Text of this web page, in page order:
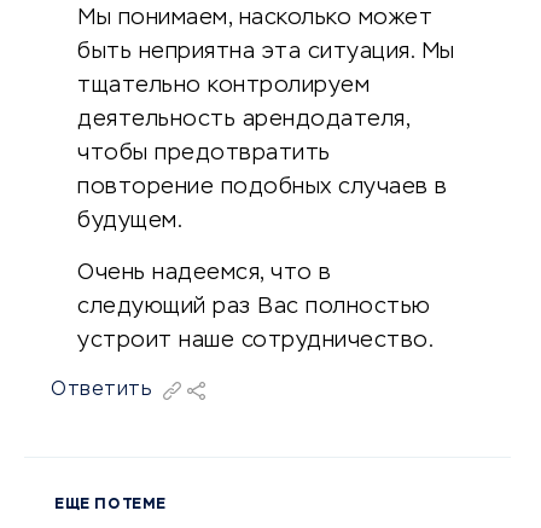
Мы понимаем, насколько может
быть неприятна эта ситуация. Мы
тщательно контролируем
деятельность арендодателя,
чтобы предотвратить
повторение подобных случаев в
будущем.
Очень надеемся, что в
следующий раз Вас полностью
устроит наше сотрудничество.
Ответить
ЕЩЕ ПО ТЕМЕ